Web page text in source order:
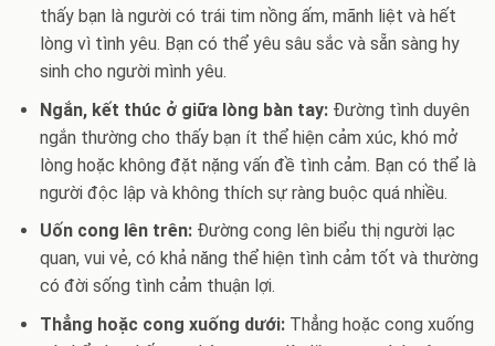
thấy bạn là người có trái tim nồng ấm, mãnh liệt và hết
lòng vì tình yêu. Bạn có thể yêu sâu sắc và sẵn sàng hy
sinh cho người mình yêu.
Ngắn, kết thúc ở giữa lòng bàn tay:Đường tình duyên
ngắn thường cho thấy bạn ít thể hiện cảm xúc, khó mở
lòng hoặc không đặt nặng vấn đề tình cảm. Bạn có thể là
người độc lập và không thích sự ràng buộc quá nhiều.
Uốn cong lên trên:Đường cong lên biểu thị người lạc
quan, vui vẻ, có khả năng thể hiện tình cảm tốt và thường
có đời sống tình cảm thuận lợi.
Thẳng hoặc cong xuống dưới:Thẳng hoặc cong xuống